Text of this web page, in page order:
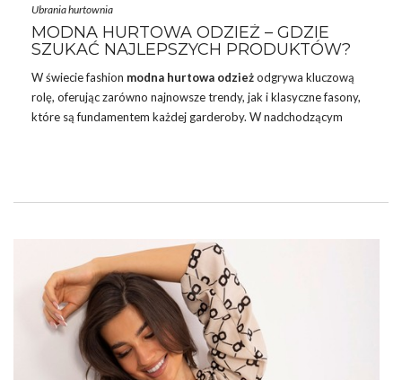
Ubrania hurtownia
MODNA HURTOWA ODZIEŻ – GDZIE
SZUKAĆ NAJLEPSZYCH PRODUKTÓW?
W świecie fashion modna hurtowa odzieżodgrywa kluczową
rolę, oferując zarówno najnowsze trendy, jak i klasyczne fasony,
które są fundamentem każdej garderoby. W nadchodzącym
hurtowniastaje się nieocenionym źródłem inspiracji dla
sklepów i klientów poszukujących …